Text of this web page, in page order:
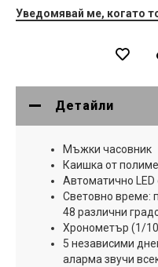
Уведомявай ме, когато
Детайли
Мъжки часовник
Каишка от
Автоматично LED
Световно време:
48 различни
Хронометър (1/
5 независими
аларма звучи